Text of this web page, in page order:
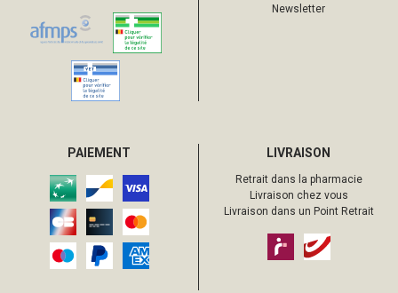
Newsletter
PAIEMENT LIVRAISON
Retrait dans la pharmacie
Livraison chez vous
Livraison dans un Point Retrait